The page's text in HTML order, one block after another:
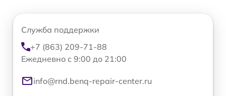
Служба поддержки
+7 (863) 209-71-88
Ежедневно с 9:00 до 21:00
info@rnd.benq-repair-center.ru